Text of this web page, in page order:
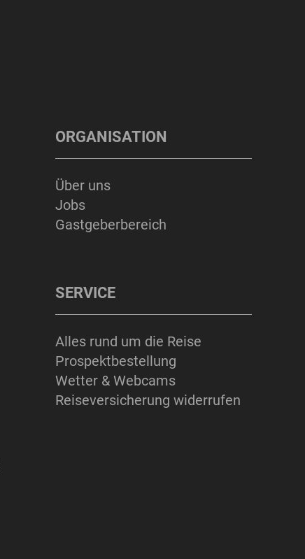
ORGANISATION
Über uns
Jobs
Gastgeberbereich
SERVICE
Alles rund um die Reise
Prospektbestellung
Wetter & Webcams
Reiseversicherung widerrufen